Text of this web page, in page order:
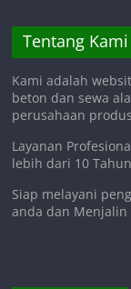
Tentang Kami
Kami adalah
beton dan sewa
perusahaan
Layanan
lebih dari 10
Siap melayani
anda dan Menjalin